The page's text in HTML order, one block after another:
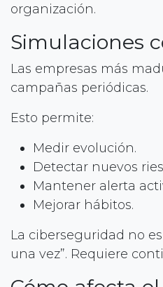
organización.
Simulaciones
Las empresas más
campañas periódicas.
Esto permite:
Medir evolución.
Detectar nuevos
Mantener alerta
Mejorar hábitos.
La ciberseguridad no
una vez”. Requiere